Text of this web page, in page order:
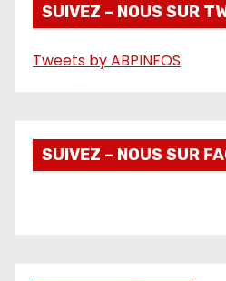
o
SUIVEZ – NOUS SUR
Tweets by ABPINFOS
SUIVEZ – NOUS SUR